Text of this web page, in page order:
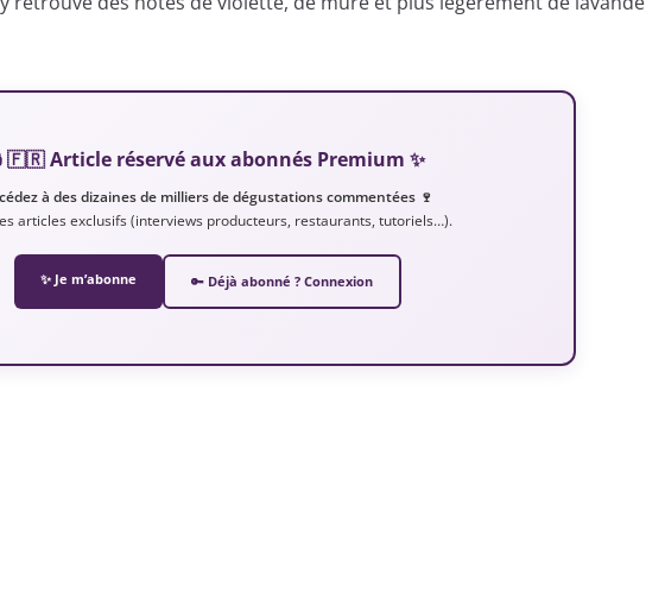
🇫🇷 Article réservé aux abonnés Premium ✨
à des dizaines de milliers de dégustations commentées 🍷
articles exclusifs (interviews producteurs, restaurants, tutoriels…).
✨ Je m’abonne 🔑 Déjà abonné ? Connexion